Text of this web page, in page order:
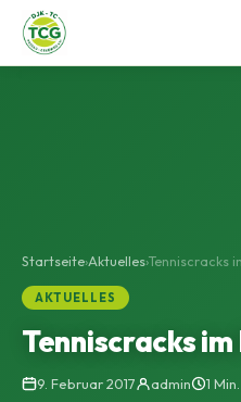
Satzung
Geschichte
Bildergalerie
Gastro
Startseite›Aktuelles›Tenniscracks
AKTUELLES
Tenniscracks
9. Februar 2017 admin 1